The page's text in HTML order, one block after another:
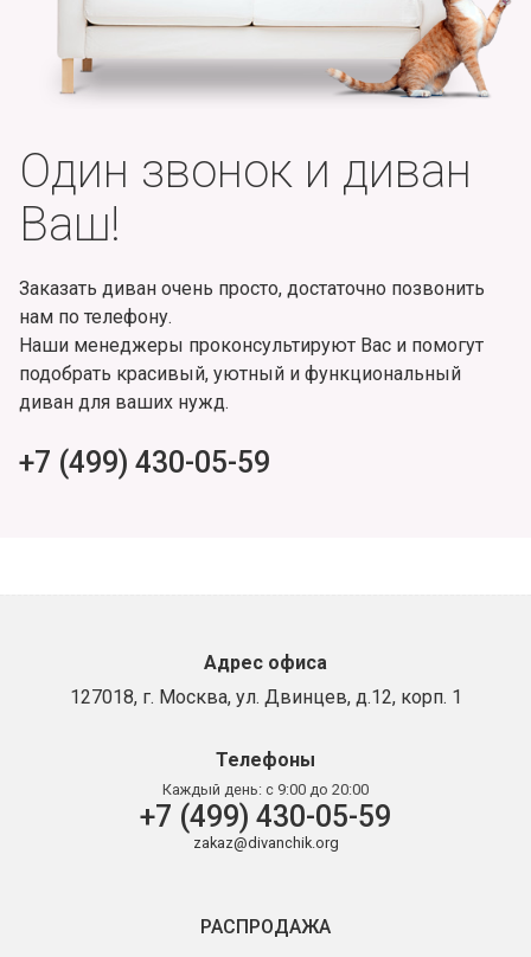
Один звонок и диван
Ваш!
Заказать диван очень просто, достаточно позвонить
нам по телефону.
Наши менеджеры проконсультируют Вас и помогут
подобрать красивый, уютный и функциональный
диван для ваших нужд.
+7 (499) 430-05-59
Адрес офиса
127018, г. Москва, ул. Двинцев, д.12, корп. 1
Телефоны
Каждый день: с 9:00 до 20:00
+7 (499) 430-05-59
zakaz@divanchik.org
РАСПРОДАЖА